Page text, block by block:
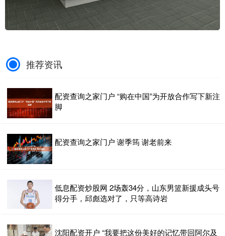
推荐资讯
配资查询之家门户 “购在中国”为开放合作写下新注
脚
配资查询之家门户 谢季筠 谢老前来
低息配资炒股网 2场轰34分，山东男篮新援成头号
得分手，邱彪选对了，只等高诗岩
沈阳配资开户 “我要把这份美好的记忆带回阿尔及